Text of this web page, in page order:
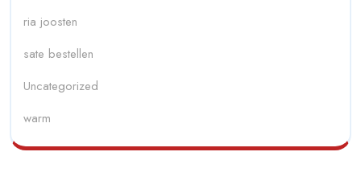
ria joosten
sate bestellen
Uncategorized
warm